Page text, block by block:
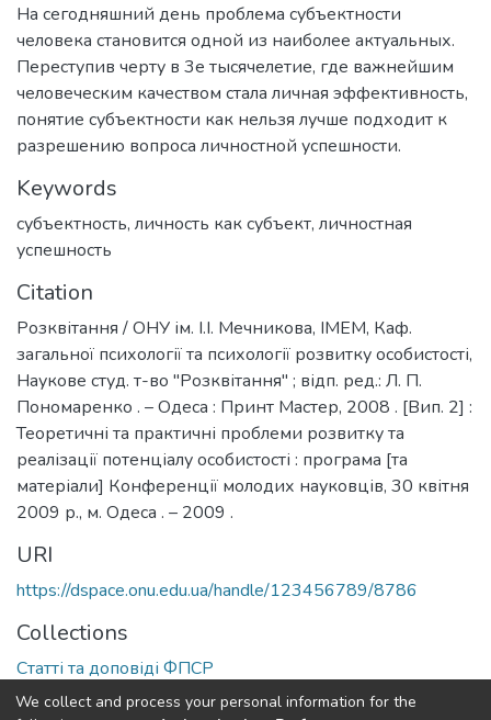
На сегодняшний день проблема субъектности
человека становится одной из наиболее актуальных.
Переступив черту в 3е тысячелетие, где важнейшим
человеческим качеством стала личная эффективность,
понятие субъектности как нельзя лучше подходит к
разрешению вопроса личностной успешности.
Keywords
субъектность, личность как субъект, личностная
успешность
Citation
Розквітання / ОНУ ім. І.І. Мечникова, ІМЕМ, Каф.
загальної психології та психології розвитку особистості,
Наукове студ. т-во "Розквітання" ; відп. ред.: Л. П.
Пономаренко . – Одеса : Принт Мастер, 2008 . [Вип. 2] :
Теоретичні та практичні проблеми розвитку та
реалізації потенціалу особистості : програма [та
матеріали] Конференції молодих науковців, 30 квітня
2009 р., м. Одеса . – 2009 .
URI
https://dspace.onu.edu.ua/handle/123456789/8786
Collections
Статті та доповіді ФПСР
We collect and process your personal information for the